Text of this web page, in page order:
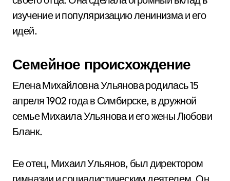
изучение и популяризацию ленинизма и его
идей.
Семейное происхождение
Елена Михайловна Ульянова родилась 15
апреля 1902 года в Симбирске, в дружной
семье Михаила Ульянова и его жены Любови
Бланк.
Ее отец, Михаил Ульянов, был директором